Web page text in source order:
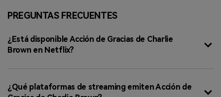
PREGUNTAS FRECUENTES
¿Está disponible Acción de Gracias de Charlie
Brown en Netflix?
¿Qué plataformas de streaming emiten Acción de